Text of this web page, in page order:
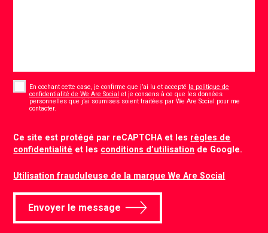
En cochant cette case, je confirme que j’ai lu et accepté la politique de
confidentialité de We Are Social et je consens à ce que les données
personnelles que j’ai soumises soient traitées par We Are Social pour me
contacter.
Ce site est protégé par reCAPTCHA et les règles de
confidentialité et les conditions d’utilisation de Google.
Utilisation frauduleuse de la marque We Are Social
Envoyer le message